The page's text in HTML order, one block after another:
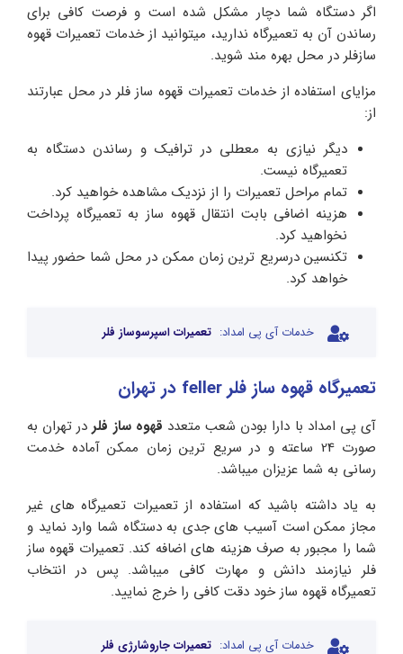
اگر دستگاه شما دچار مشکل شده است و فرصت کافی برای
رساندن آن به تعمیرگاه ندارید، میتوانید از خدمات تعمیرات قهوه
سازفلر در محل بهره مند شوید.
مزایای استفاده از خدمات تعمیرات قهوه ساز فلر در محل عبارتند
از:
دیگر نیازی به معطلی در ترافیک و رساندن دستگاه به
تعمیرگاه نیست.
تمام مراحل تعمیرات را از نزدیک مشاهده خواهید کرد.
هزینه اضافی بابت انتقال قهوه ساز به تعمیرگاه پرداخت
نخواهید کرد.
تکنسین درسریع ترین زمان ممکن در محل شما حضور پیدا
خواهد کرد.
خدمات آی پی امداد: تعمیرات اسپرسوساز فلر
تعمیرگاه قهوه ساز فلر feller در تهران
آی پی امداد با دارا بودن شعب متعدد قهوه ساز فلر در تهران به
صورت 24 ساعته و در سریع ترین زمان ممکن آماده خدمت
رسانی به شما عزیزان میباشد.
به یاد داشته باشید که استفاده از تعمیرات تعمیرگاه های غیر
مجاز ممکن است آسیب های جدی به دستگاه شما وارد نماید و
شما را مجبور به صرف هزینه های اضافه کند. تعمیرات قهوه ساز
فلر نیازمند دانش و مهارت کافی میباشد. پس در انتخاب
تعمیرگاه قهوه ساز خود دقت کافی را خرج نمایید.
خدمات آی پی امداد: تعمیرات جاروشارژی فلر